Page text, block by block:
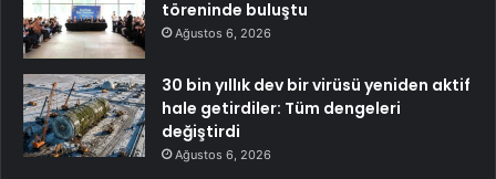
töreninde buluştu
Ağustos 6, 2026
30 bin yıllık dev bir virüsü yeniden aktif
hale getirdiler: Tüm dengeleri
değiştirdi
Ağustos 6, 2026